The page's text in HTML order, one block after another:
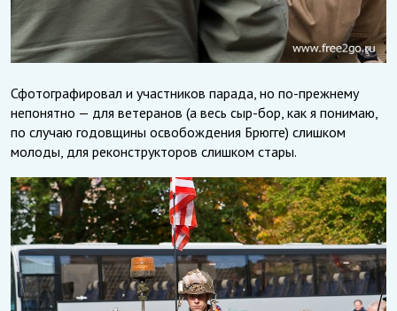
Сфотографировал и участников парада, но по-прежнему
непонятно — для ветеранов (а весь сыр-бор, как я понимаю,
по случаю годовщины освобождения Брюгге) слишком
молоды, для реконструкторов слишком стары.